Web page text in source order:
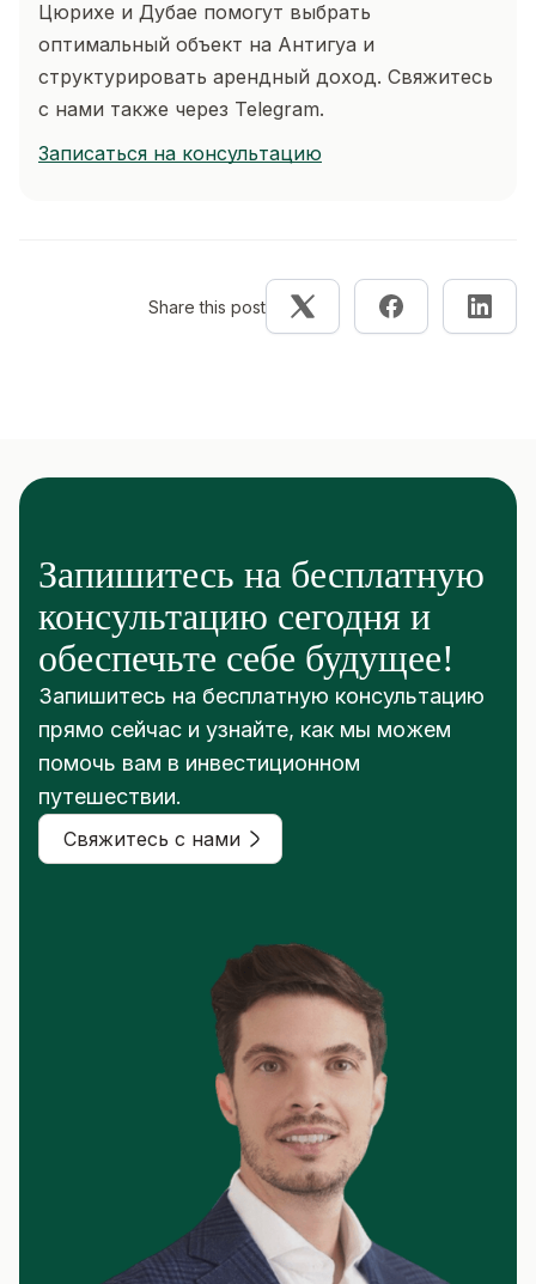
Цюрихе и Дубае помогут выбрать
оптимальный объект на Антигуа и
структурировать арендный доход. Свяжитесь
с нами также через Telegram.
Записаться на консультацию
Share this post
Запишитесь на бесплатную
консультацию сегодня и
обеспечьте себе будущее!
Запишитесь на бесплатную консультацию
прямо сейчас и узнайте, как мы можем
помочь вам в инвестиционном
путешествии.
Свяжитесь с нами